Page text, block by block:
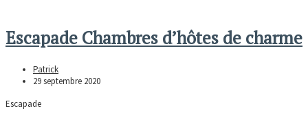
Escapade Chambres d’hôtes de charme
Patrick
29 septembre 2020
Escapade